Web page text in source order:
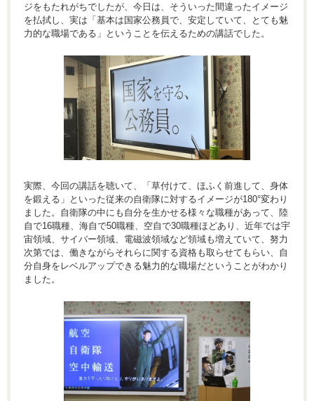
ジをもたれがちでしたが、今日は、そういった間違ったイメージ
を払拭し、実は「基本は国家公務員で、安定していて、とても魅
力的な職場である」ということを伝えるための講話でした。
実際、今回の講話を聴いて、「草付けて、ほふく前進して、身体
を鍛える」といった従来の自衛隊に対するイメージが180°変わり
ました。自衛隊の中にも自分を生かせる様々な職種があって、陸
自で16職種、海自で50職種、空自で30職種ほどあり、近年では宇
宙領域、サイバー領域、電磁波領域など領域も増えていて、努力
次第では、働きながらそれらに関する資格も取らせてもらい、自
分自身をレベルアップできる魅力的な職場だということがわかり
ました。